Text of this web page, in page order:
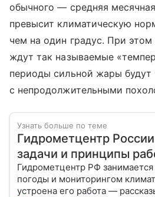
обычного — средняя
превысит климатическую
чем на один градус. При
ждут так называемые
периоды сильной жары будут
с непродолжительными
Узнать больше по теме
Гидрометцентр
задачи и принципы
Гидрометцентр РФ
погоды и мониторингом
устроена его работа —